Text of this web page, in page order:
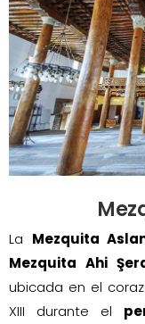
La Mezquita
Mezquita Ahi
ubicada en el
XIII durante el